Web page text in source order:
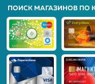
ПОИСК МАГАЗИНОВ ПО